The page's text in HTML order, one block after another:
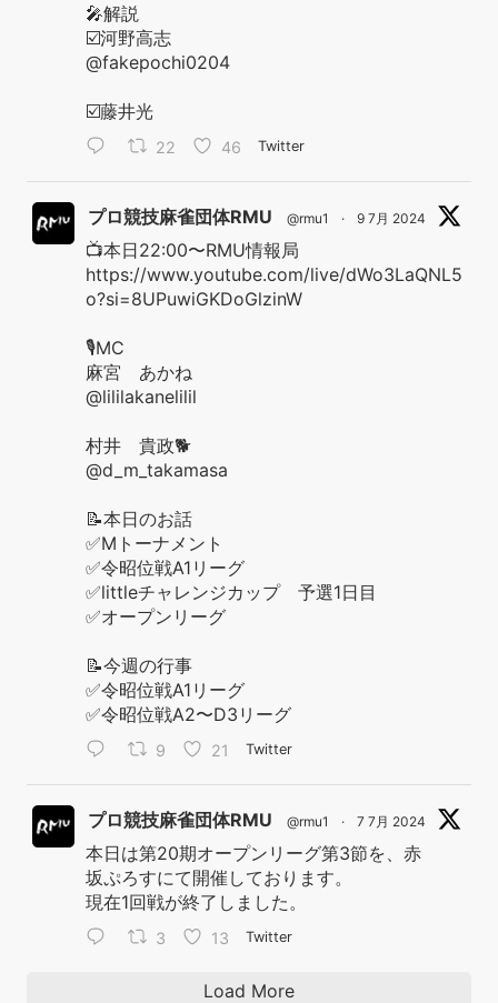
🎤解説
☑️河野高志
@fakepochi0204
☑️藤井光
22 46 Twitter
プロ競技麻雀団体RMU @rmu1 · 9 7月 2024
📺本日22:00〜RMU情報局
https://www.youtube.com/live/dWo3LaQNL5
o?si=8UPuwiGKDoGlzinW
🎙️MC
麻宮 あかね
@lililakanelilil
村井 貴政🐕
@d_m_takamasa
📝本日のお話
✅Mトーナメント
✅令昭位戦A1リーグ
✅littleチャレンジカップ 予選1日目
✅オープンリーグ
📝今週の行事
✅令昭位戦A1リーグ
✅令昭位戦A2〜D3リーグ
9 21 Twitter
プロ競技麻雀団体RMU @rmu1 · 7 7月 2024
本日は第20期オープンリーグ第3節を、赤
坂ぷろすにて開催しております。
現在1回戦が終了しました。
3 13 Twitter
Load More